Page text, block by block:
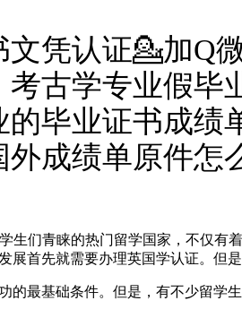
凭认证💁加Q
古学专业假毕
毕业证书成绩
成绩单原件怎
生们青睐的热门留学国家，不仅
首先就需要办理英国学认证。但
最基础条件。但是，有不少留学